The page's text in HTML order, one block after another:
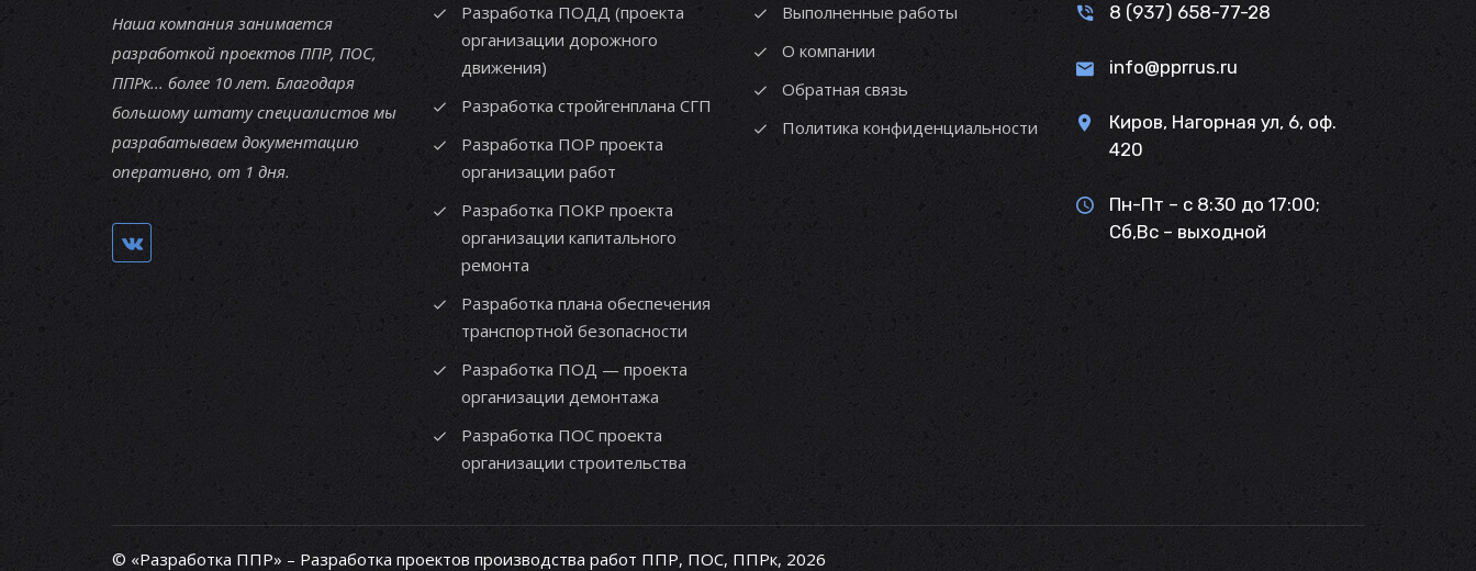
Наша компания занимается
разработкой проектов ППР, ПОС,
ППРк... более 10 лет. Благодаря
большому штату специалистов мы
разрабатываем документацию
оперативно, от 1 дня.
Разработка ПОДД (проекта
организации дорожного
движения)
Разработка стройгенплана СГП
Разработка ПОР проекта
организации работ
Разработка ПОКР проекта
организации капитального
ремонта
Разработка плана обеспечения
транспортной безопасности
Разработка ПОД — проекта
организации демонтажа
Разработка ПОС проекта
организации строительства
Выполненные работы
О компании
Обратная связь
Политика конфиденциальности
8 (937) 658-77-28
info@pprrus.ru
Киров, Нагорная ул, 6, оф.
420
Пн-Пт – с 8:30 до 17:00;
Сб,Вс – выходной
© «Разработка ППР» – Разработка проектов производства работ ППР, ПОС, ППРк, 2026